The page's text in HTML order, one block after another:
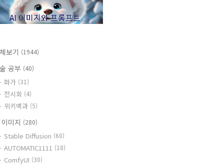
보기 (1944)
공부 (40)
화가 (31)
전시회 (4)
위키백과 (5)
미지 (280)
Stable Diffusion (60)
AUTOMATIC1111 (18)
ComfyUI (30)